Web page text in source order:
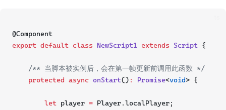
@Component
export default class NewScript1 extends Script {
/** 当脚本被实例后，会在第一帧更新前调用此函数 */
protected async onStart() : Promise<void> {
let player = Player.localPlayer;